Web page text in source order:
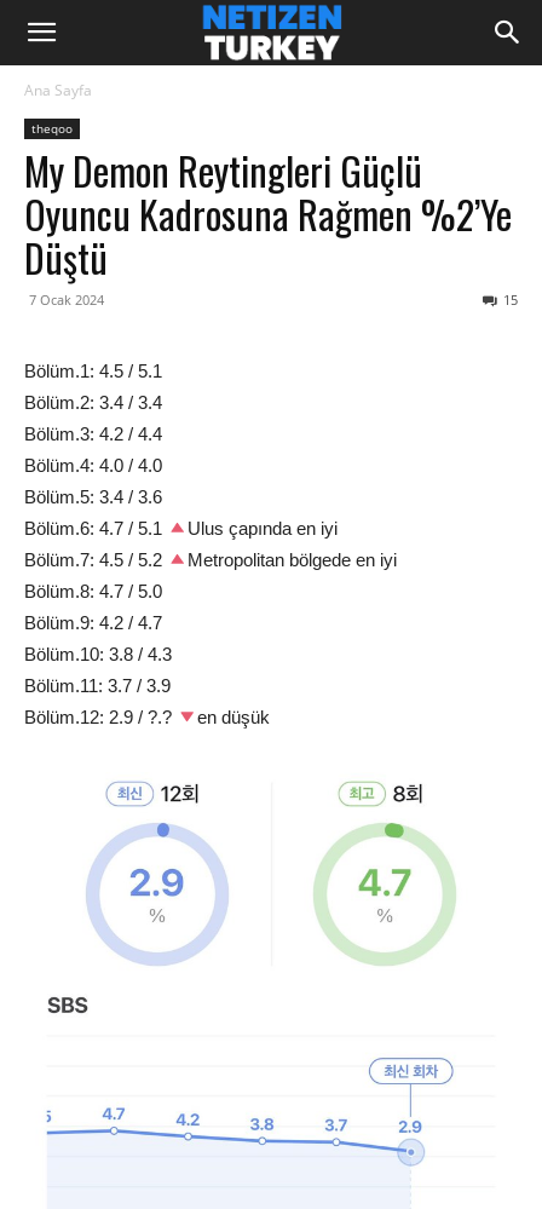
Ana Sayfa
theqoo
My Demon Reytingleri Güçlü
Oyuncu Kadrosuna Rağmen %2’ye
Düştü
7 Ocak 2024 15
Bölüm.1: 4.5 / 5.1
Bölüm.2: 3.4 / 3.4
Bölüm.3: 4.2 / 4.4
Bölüm.4: 4.0 / 4.0
Bölüm.5: 3.4 / 3.6
Bölüm.6: 4.7 / 5.1
Ulus çapında en iyi
Bölüm.7: 4.5 / 5.2
Metropolitan bölgede en iyi
Bölüm.8: 4.7 / 5.0
Bölüm.9: 4.2 / 4.7
Bölüm.10: 3.8 / 4.3
Bölüm.11: 3.7 / 3.9
Bölüm.12: 2.9 / ?.?
en düşük